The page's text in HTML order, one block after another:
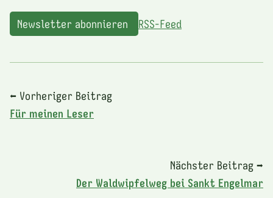
Newsletter abonnieren RSS-Feed
⬅ Vorheriger Beitrag
Für meinen Leser
Nächster Beitrag ➡
Der Waldwipfelweg bei Sankt Engelmar